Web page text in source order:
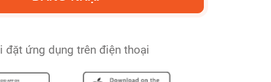
đặt ứng dụng trên điện thoại